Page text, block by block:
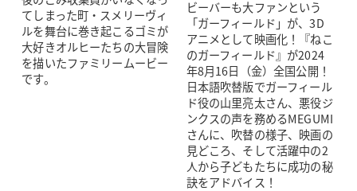
てしまった町・スメリーヴィ
ルを舞台に巻き起こるゴミが
大好きオルヒーたちの大冒険
を描いたファミリームービー
です。
ビーバーも大ファンという
「ガーフィールド」が、3D
アニメとして映画化！『ねこ
のガーフィールド』が2024
年8月16日（金）全国公開！
日本語吹替版でガーフィール
ド役の山里亮太さん、悪役ジ
ンクスの声を務めるMEGUMI
さんに、吹替の様子、映画の
見どころ、そして活躍中の2
人から子どもたちに成功の秘
訣をアドバイス！